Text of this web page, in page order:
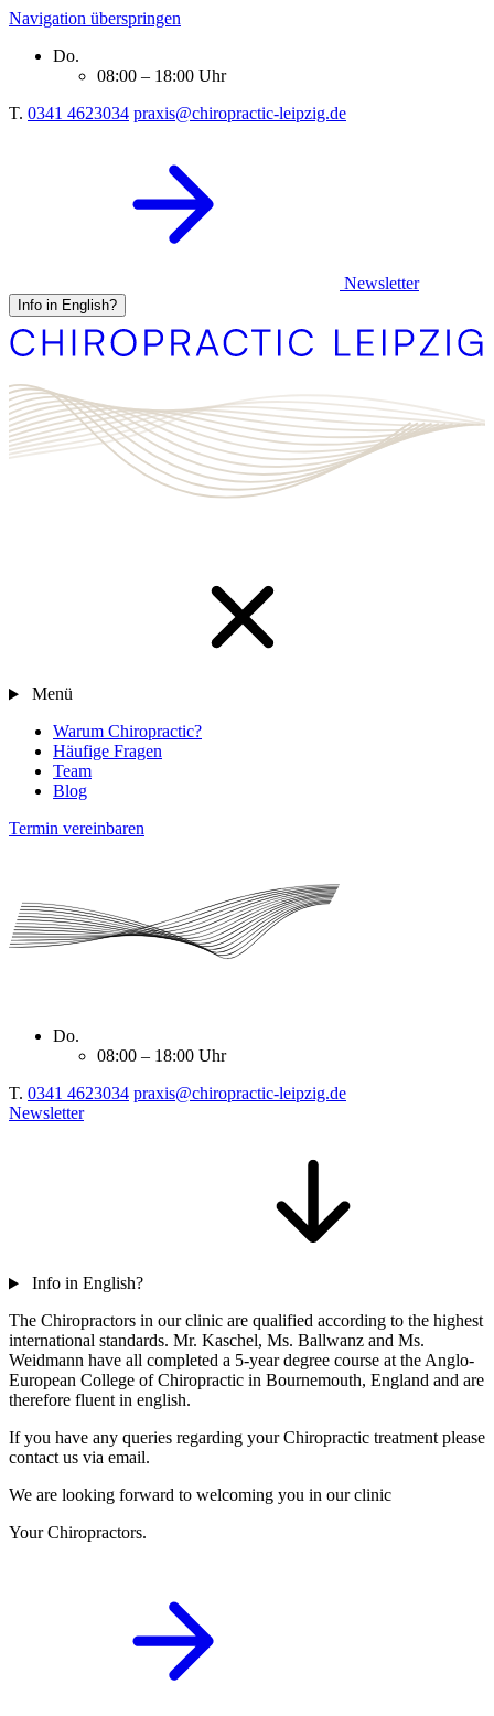
Navigation überspringen
Do.
08:00 – 18:00 Uhr
T. 0341 4623034 praxis@chiropractic-leipzig.de
Newsletter
Info in English?
Menü
Warum Chiropractic?
Häufige Fragen
Team
Blog
Termin vereinbaren
Do.
08:00 – 18:00 Uhr
T. 0341 4623034 praxis@chiropractic-leipzig.de
Newsletter
Info in English?
The Chiropractors in our clinic are qualified according to the highest
international standards. Mr. Kaschel, Ms. Ballwanz and Ms.
Weidmann have all completed a 5-year degree course at the Anglo-
European College of Chiropractic in Bournemouth, England and are
therefore fluent in english.
If you have any queries regarding your Chiropractic treatment please
contact us via email.
We are looking forward to welcoming you in our clinic
Your Chiropractors.